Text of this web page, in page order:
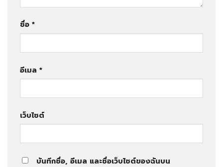
ชื่อ *
อีเมล *
เว็บไซต์
บันทึกชื่อ, อีเมล และชื่อเว็บไซต์ของฉันบน